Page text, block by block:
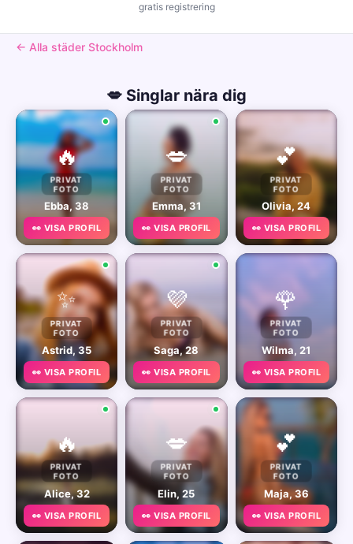
gratis registrering
← Alla städer Stockholm
💋 Singlar nära dig
🔥
PRIVAT
FOTO
Ebba, 38
👀 VISA PROFIL
💋
PRIVAT
FOTO
Emma, 31
👀 VISA PROFIL
💕
PRIVAT
FOTO
Olivia, 24
👀 VISA PROFIL
✨
PRIVAT
FOTO
Astrid, 35
👀 VISA PROFIL
💜
PRIVAT
FOTO
Saga, 28
👀 VISA PROFIL
🌹
PRIVAT
FOTO
Wilma, 21
👀 VISA PROFIL
🔥
PRIVAT
FOTO
Alice, 32
👀 VISA PROFIL
💋
PRIVAT
FOTO
Elin, 25
👀 VISA PROFIL
💕
PRIVAT
FOTO
Maja, 36
👀 VISA PROFIL